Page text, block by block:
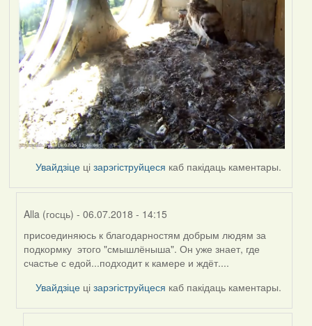
Увайдзіце цізарэгіструйцеся каб пакідаць каментары.
Alla (госць) - 06.07.2018 - 14:15
In
reply
to
присоединяюсь к благодарностям добрым людям за
подкормку этого "смышлёныша". Он уже знает, где
счастье с едой...подходит к камере и ждёт....
Увайдзіце цізарэгіструйцеся каб пакідаць каментары.